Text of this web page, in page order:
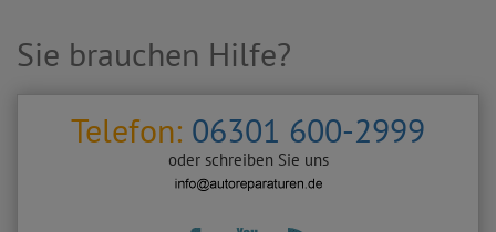
Sie brauchen Hilfe?
Telefon: 06301 600-2999
oder schreiben Sie uns